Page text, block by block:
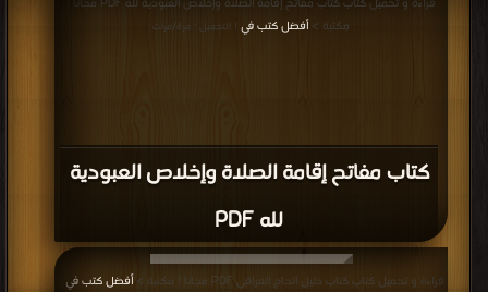
كتاب مفاتح إقامة الصلاة وإخلاص العبودية
لله PDF
مكتبة >أفضل كتب في | التحميل : مرة/مرات
قراءة و تحميل كتاب كتاب دليل الحاج العراقي PDF مجانا | مكتبة > أفضل كتب في